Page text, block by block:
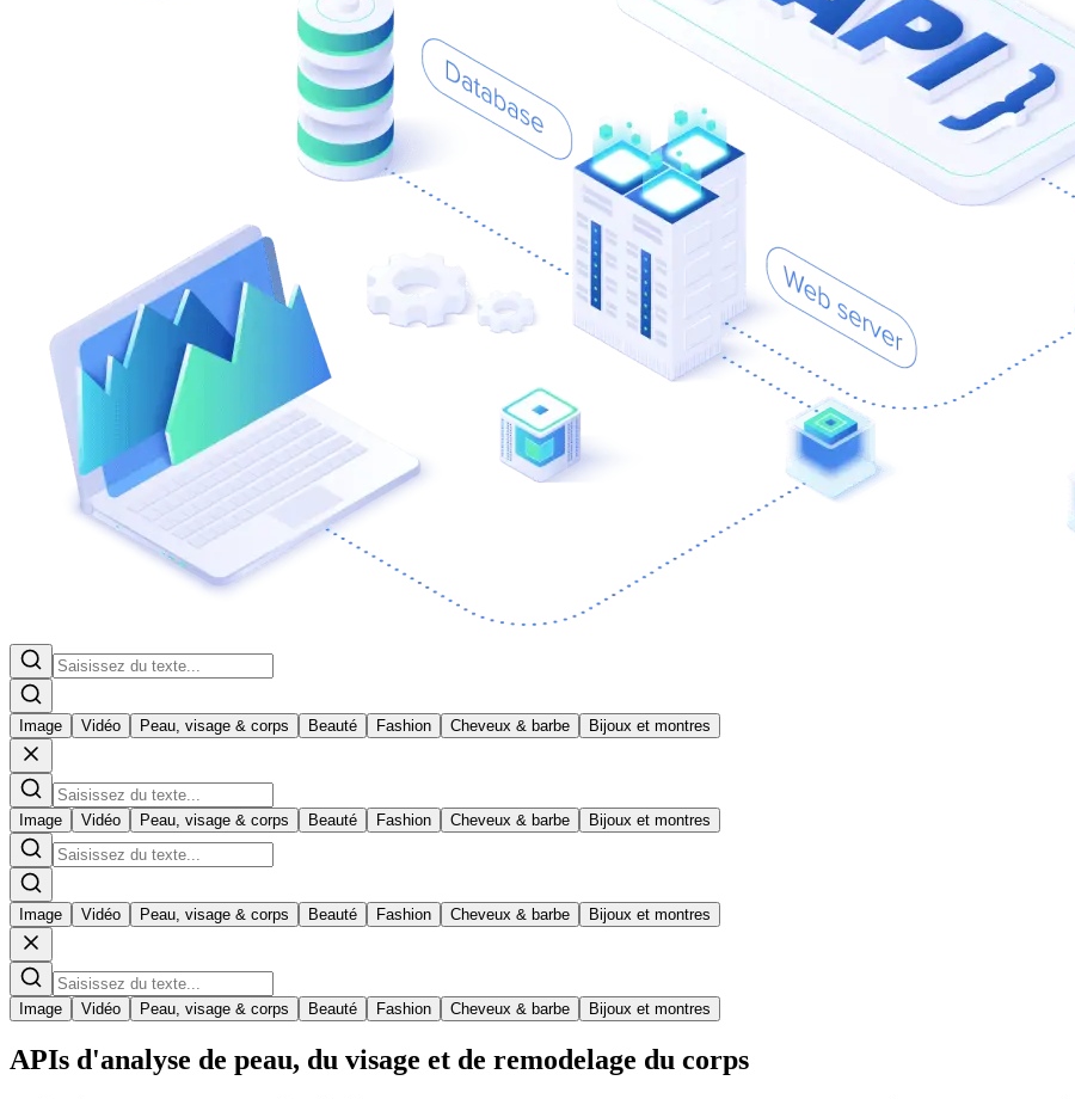
Image Vidéo Peau, visage & corps Beauté Fashion Cheveux & barbe Bijoux et montres
Image Vidéo Peau, visage & corps Beauté Fashion Cheveux & barbe Bijoux et montres
Image Vidéo Peau, visage & corps Beauté Fashion Cheveux & barbe Bijoux et montres
Image Vidéo Peau, visage & corps Beauté Fashion Cheveux & barbe Bijoux et montres
APIs d'analyse de peau, du visage et de remodelage du corps